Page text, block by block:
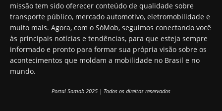
missão tem sido oferecer conteúdo de qualidade sobre
transporte público, mercado automotivo, eletromobilidade e
muito mais. Agora, com o SóMob, seguimos conectando você
às principais notícias e tendências, para que esteja sempre
informado e pronto para formar sua própria visão sobre os
acontecimentos que moldam a mobilidade no Brasil e no
mundo.
Portal Somob 2025 | Todos os direitos reservados